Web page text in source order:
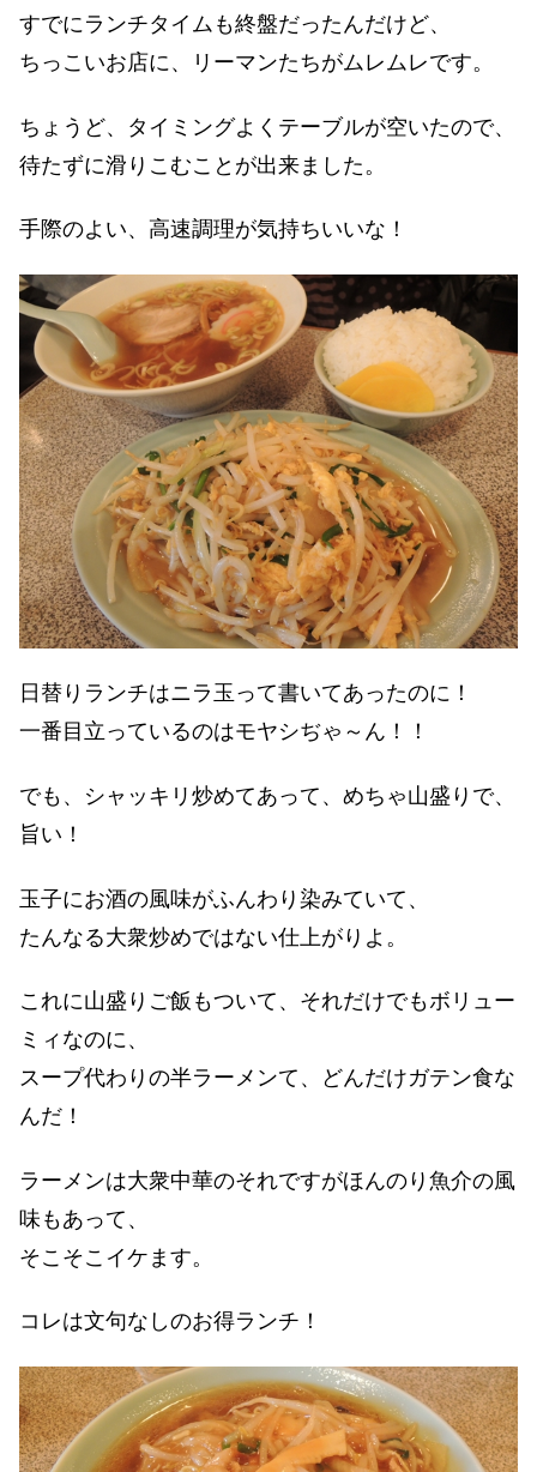
すでにランチタイムも終盤だったんだけど、
ちっこいお店に、リーマンたちがムレムレです。
ちょうど、タイミングよくテーブルが空いたので、
待たずに滑りこむことが出来ました。
手際のよい、高速調理が気持ちいいな！
日替りランチはニラ玉って書いてあったのに！
一番目立っているのはモヤシぢゃ～ん！！
でも、シャッキリ炒めてあって、めちゃ山盛りで、
旨い！
玉子にお酒の風味がふんわり染みていて、
たんなる大衆炒めではない仕上がりよ。
これに山盛りご飯もついて、それだけでもボリュー
ミィなのに、
スープ代わりの半ラーメンて、どんだけガテン食な
んだ！
ラーメンは大衆中華のそれですがほんのり魚介の風
味もあって、
そこそこイケます。
コレは文句なしのお得ランチ！